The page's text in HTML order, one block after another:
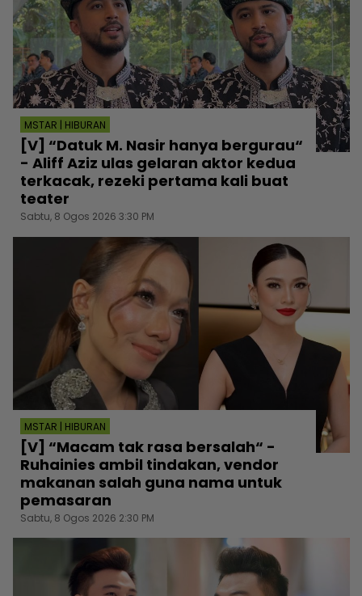
MSTAR | HIBURAN
[V] “Datuk M. Nasir hanya bergurau“
- Aliff Aziz ulas gelaran aktor kedua
terkacak, rezeki pertama kali buat
teater
Sabtu, 8 Ogos 2026 3:30 PM
MSTAR | HIBURAN
[V] “Macam tak rasa bersalah“ -
Ruhainies ambil tindakan, vendor
makanan salah guna nama untuk
pemasaran
Sabtu, 8 Ogos 2026 2:30 PM